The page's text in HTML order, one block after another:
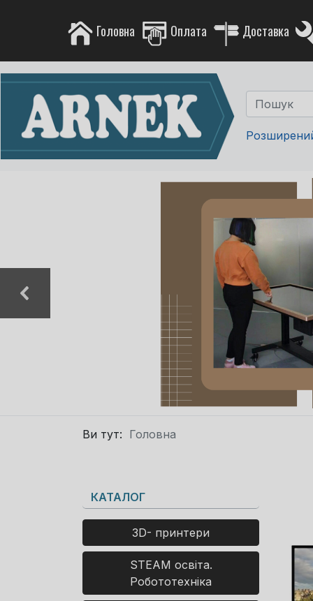
Головна Оплата Доставка
Ви тут: Головна
КАТАЛОГ
3D- принтери
STEAM освіта.
Робототехніка